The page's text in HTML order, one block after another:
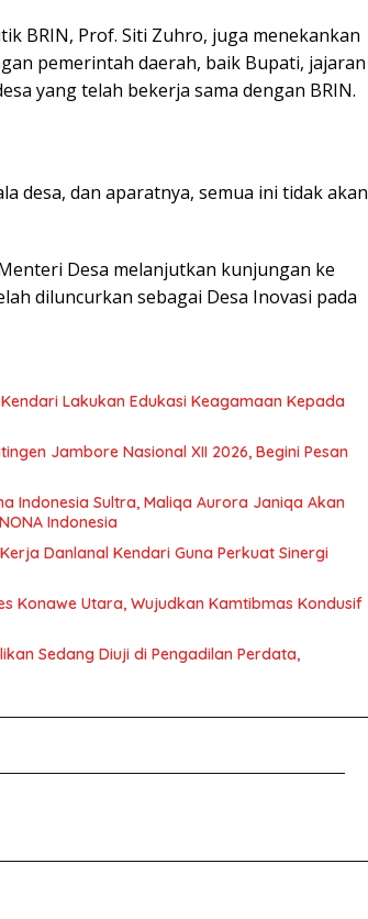
BRIN, Prof. Siti Zuhro, juga menekankan
pemerintah daerah, baik Bupati, jajaran
yang telah bekerja sama dengan BRIN.
desa, dan aparatnya, semua ini tidak akan
Desa melanjutkan kunjungan ke
diluncurkan sebagai Desa Inovasi pada
Lakukan Edukasi Keagamaan Kepada
Jambore Nasional XII 2026, Begini Pesan
Indonesia Sultra, Maliqa Aurora Janiqa Akan
Indonesia
Danlanal Kendari Guna Perkuat Sinergi
Konawe Utara, Wujudkan Kamtibmas Kondusif
Sedang Diuji di Pengadilan Perdata,